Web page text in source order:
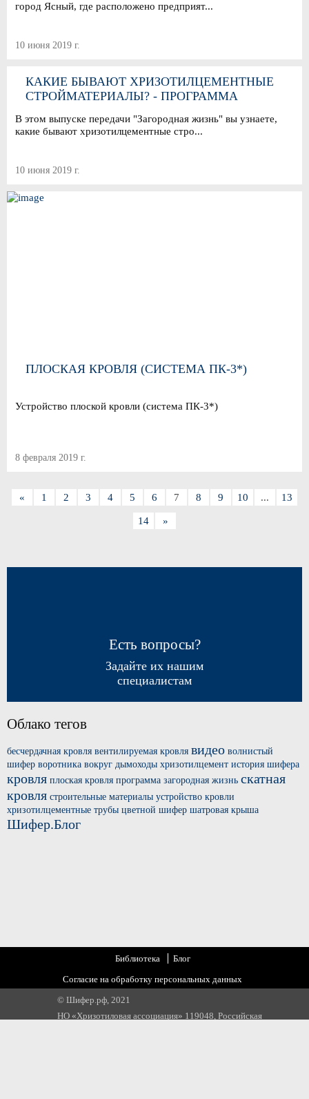
город Ясный, где расположено предприят...
10 июня 2019 г.
КАКИЕ БЫВАЮТ ХРИЗОТИЛЦЕМЕНТНЫЕ
СТРОЙМАТЕРИАЛЫ? - ПРОГРАММА
В этом выпуске передачи "Загородная жизнь" вы узнаете,
какие бывают хризотилцементные стро...
10 июня 2019 г.
ПЛОСКАЯ КРОВЛЯ (СИСТЕМА ПК-3*)
Устройство плоской кровли (система ПК-3*)
8 февраля 2019 г.
« 1 2 3 4 5 6 7 8 9 10 ... 13
14 »
Есть вопросы?
Задайте их нашим
специалистам
Облако тегов
бесчердачная кровля вентилируемая кровля видео волнистый
шифер воротника вокруг дымоходы хризотилцемент история шифера
кровля плоская кровля программа загородная жизнь скатная
кровля строительные материалы устройство кровли
хризотилцементные трубы цветной шифер шатровая крыша
Шифер.Блог
Библиотека
Блог
Согласие на обработку персональных данных
© Шифер.рф, 2021
НО «Хризотиловая ассоциация» 119048, Российская